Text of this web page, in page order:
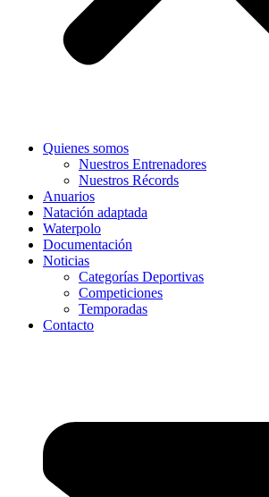
Quienes somos
Nuestros Entrenadores
Nuestros Récords
Anuarios
Natación adaptada
Waterpolo
Documentación
Noticias
Categorías Deportivas
Competiciones
Temporadas
Contacto